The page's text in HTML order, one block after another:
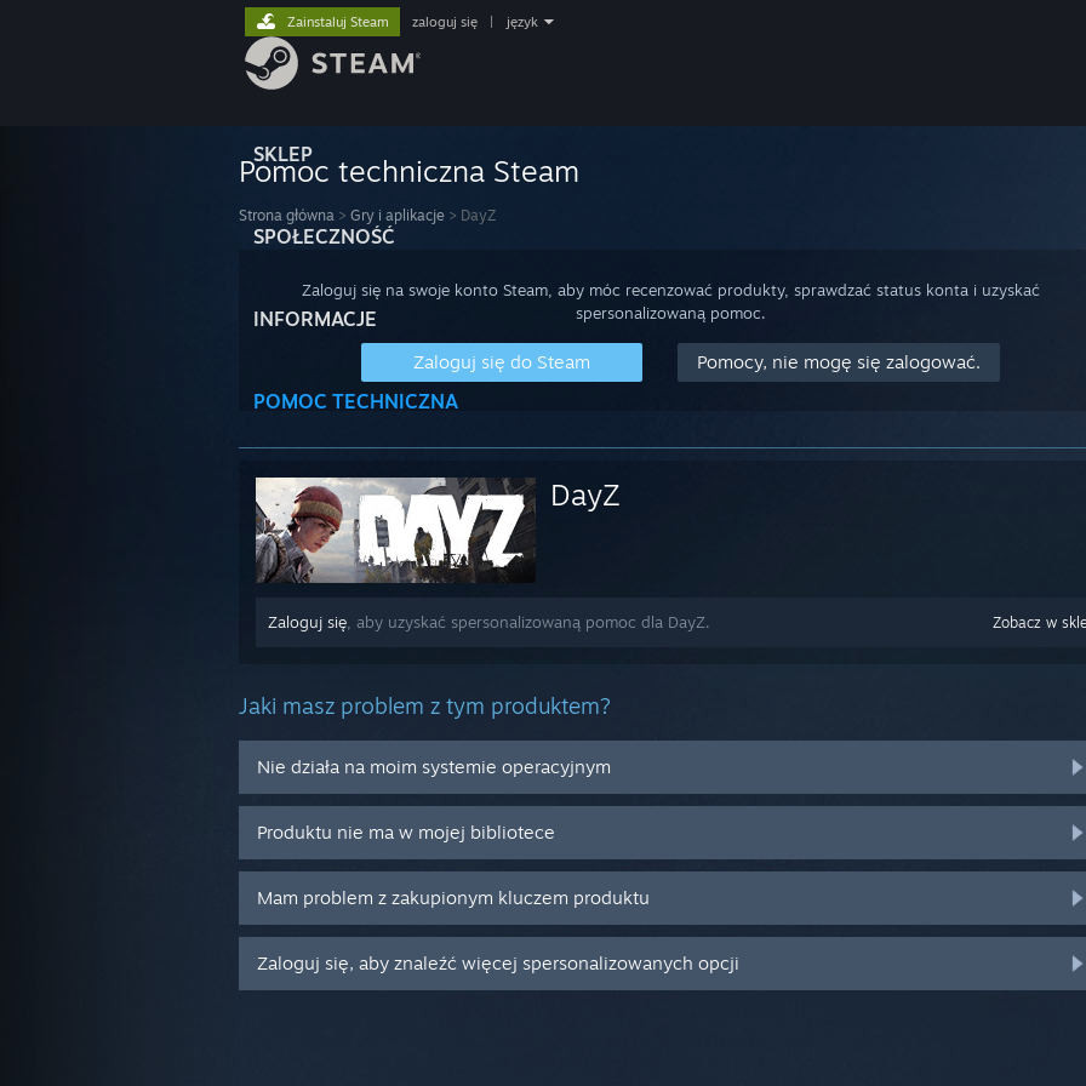
SKLEP
SPOŁECZNOŚĆ
INFORMACJE
POMOC TECHNICZNA
Zainstaluj Steam zaloguj się język
Pomoc techniczna Steam
Strona główna > Gry i aplikacje > DayZ
Zaloguj się na swoje konto Steam, aby móc recenzować produkty, sprawdzać status konta i uzyskać
spersonalizowaną pomoc.
Zaloguj się do Steam Pomocy, nie mogę się zalogować.
DayZ
Zobacz w
Zaloguj się , aby uzyskać spersonalizowaną pomoc dla DayZ.
Jaki masz problem z tym produktem?
Nie działa na moim systemie operacyjnym
Produktu nie ma w mojej bibliotece
Mam problem z zakupionym kluczem produktu
Zaloguj się, aby znaleźć więcej spersonalizowanych opcji